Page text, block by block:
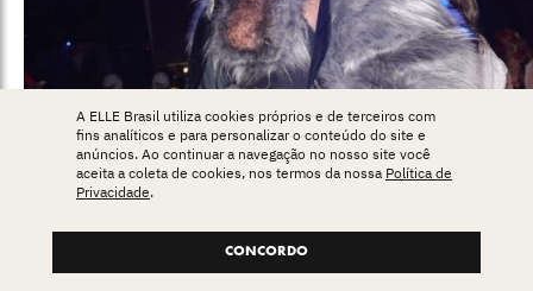
A ELLE Brasil utiliza cookies próprios e de terceiros com
fins analíticos e para personalizar o conteúdo do site e
anúncios. Ao continuar a navegação no nosso site você
aceita a coleta de cookies, nos termos da nossa Política de
Privacidade.
CONCORDO